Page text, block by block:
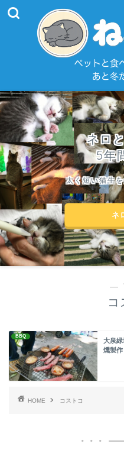
ネロ
5年
太く短い猫生
ネ
―
コ
BBQ
大泉
燻製作
HOME コストコ